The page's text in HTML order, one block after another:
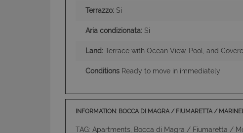
Terrazzo: Si
Aria condizionata: Si
Land: Terrace with Ocean View, Pool, and
Conditions Ready to move in immediately
INFORMATION: BOCCA DI MAGRA / FIUMARETTA /
TAG: Apartments, Bocca di Magra / Fiumaretta /